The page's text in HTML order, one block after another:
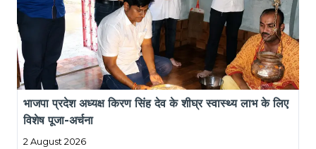
भाजपा प्रदेश अध्यक्ष किरण सिंह देव के शीघ्र स्वास्थ्य लाभ के लिए
विशेष पूजा-अर्चना
2 August 2026